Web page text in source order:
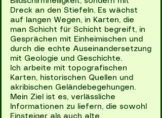
Dreck an den Stiefeln. Es wächst
auf langen Wegen, in Karten, die
man Schicht für Schicht begreift, in
Gesprächen mit Einheimischen und
durch die echte Auseinandersetzung
mit Geologie und Geschichte.
Ich arbeite mit topografischen
Karten, historischen Quellen und
akribischen Geländebegehungen.
Mein Ziel ist es, verlässliche
Informationen zu liefern, die sowohl
Einsteiger als auch alte